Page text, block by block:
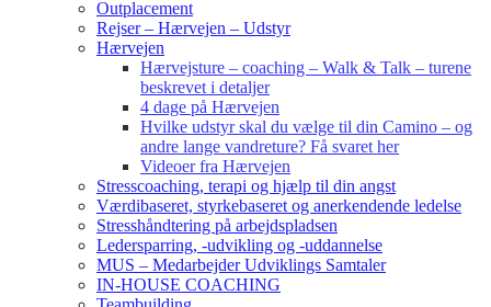
Outplacement
Rejser – Hærvejen – Udstyr
Hærvejen
Hærvejsture – coaching – Walk & Talk – turene
beskrevet i detaljer
4 dage på Hærvejen
Hvilke udstyr skal du vælge til din Camino – og
andre lange vandreture? Få svaret her
Videoer fra Hærvejen
Stresscoaching, terapi og hjælp til din angst
Værdibaseret, styrkebaseret og anerkendende ledelse
Stresshåndtering på arbejdspladsen
Ledersparring, -udvikling og -uddannelse
MUS – Medarbejder Udviklings Samtaler
IN-HOUSE COACHING